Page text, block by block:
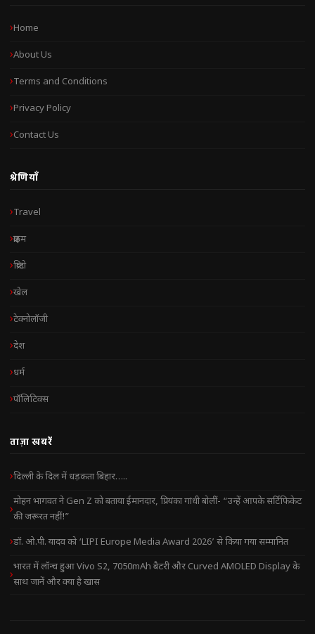
Home
About Us
Terms and Conditions
Privacy Policy
Contact Us
श्रेणियाँ
Travel
क्राइम
क्रिप्टो
खेल
टेक्नोलॉजी
देश
धर्म
पॉलिटिक्स
ताज़ा खबरें
दिल्ली के दिल में धड़कता बिहार…..
मोहन भागवत ने Gen Z को बताया ईमानदार, प्रियंका गांधी बोलीं- “उन्हें आपके सर्टिफिकेट
की जरूरत नहीं!”
डॉ. ओ.पी. यादव को ‘LIPI Europe Media Award 2026’ से किया गया सम्मानित
भारत में लॉन्च हुआ Vivo S2, 7050mAh बैटरी और Curved AMOLED Display के
साथ जानें और क्या है खास